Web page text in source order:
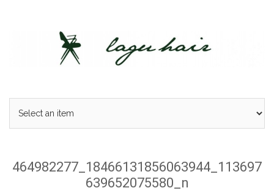
464982277_18466131856063944_113697
639652075580_n